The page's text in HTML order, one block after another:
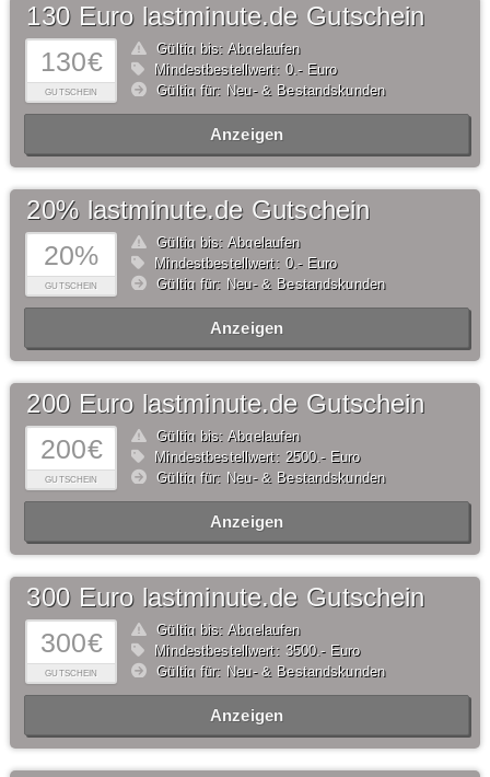
130€
GUTSCHEIN
130 Euro lastminute.de Gutschein
Gültig bis: Abgelaufen
Mindestbestellwert: 0,- Euro
Gültig für: Neu- & Bestandskunden
Anzeigen
20%
GUTSCHEIN
20% lastminute.de Gutschein
Gültig bis: Abgelaufen
Mindestbestellwert: 0,- Euro
Gültig für: Neu- & Bestandskunden
Anzeigen
200€
GUTSCHEIN
200 Euro lastminute.de Gutschein
Gültig bis: Abgelaufen
Mindestbestellwert: 2500,- Euro
Gültig für: Neu- & Bestandskunden
Anzeigen
300€
GUTSCHEIN
300 Euro lastminute.de Gutschein
Gültig bis: Abgelaufen
Mindestbestellwert: 3500,- Euro
Gültig für: Neu- & Bestandskunden
Anzeigen